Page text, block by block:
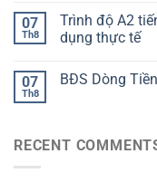
07
Th8
Trình độ A2
dụng thực tế
07
Th8
BĐS Dòng
RECENT